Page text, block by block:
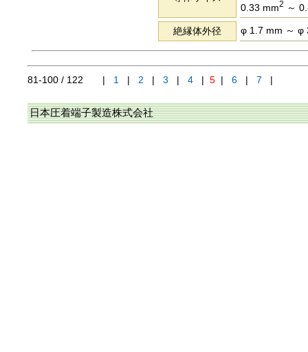
0.33 mm2 ～
絶縁体外径 φ 1.7 mm ～ φ
81-100 / 122 | 1 | 2 | 3 | 4 | 5 | 6 | 7 |
日本圧着端子製造株式会社